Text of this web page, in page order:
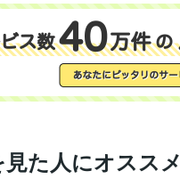
た人にオススメ